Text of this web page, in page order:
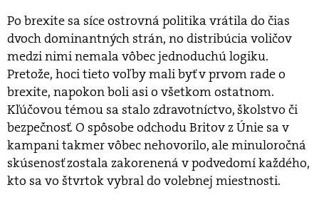
Po brexite sa síce ostrovná politika vrátila do čias
dvoch dominantných strán, no distribúcia voličov
medzi nimi nemala vôbec jednoduchú logiku.
Pretože, hoci tieto voľby mali byť v prvom rade o
brexite, napokon boli asi o všetkom ostatnom.
Kľúčovou témou sa stalo zdravotníctvo, školstvo či
bezpečnosť. O spôsobe odchodu Britov z Únie sa v
kampani takmer vôbec nehovorilo, ale minuloročná
skúsenosť zostala zakorenená v podvedomí každého,
kto sa vo štvrtok vybral do volebnej miestnosti.